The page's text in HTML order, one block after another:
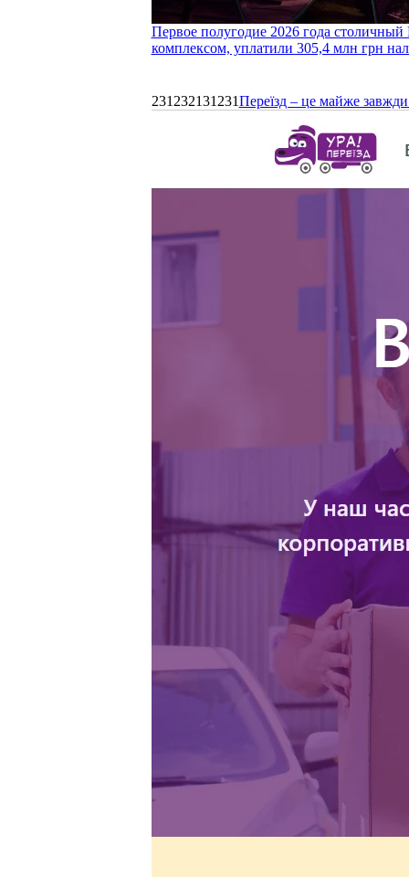
Первое полугодие 2026 года
комплексом, уплатили 305,4 млн грн
231232131231Переїзд – це майже